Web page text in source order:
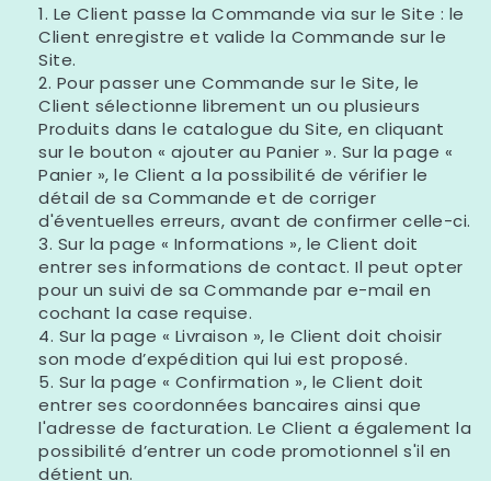
Le Client passe la Commande via sur le Site : le
Client enregistre et valide la Commande sur le
Site.
Pour passer une Commande sur le Site, le
Client sélectionne librement un ou plusieurs
Produits dans le catalogue du Site, en cliquant
sur le bouton « ajouter au Panier ». Sur la page «
Panier », le Client a la possibilité de vérifier le
détail de sa Commande et de corriger
d'éventuelles erreurs, avant de confirmer celle-ci.
Sur la page « Informations », le Client doit
entrer ses informations de contact. Il peut opter
pour un suivi de sa Commande par e-mail en
cochant la case requise.
Sur la page « Livraison », le Client doit choisir
son mode d’expédition qui lui est proposé.
Sur la page « Confirmation », le Client doit
entrer ses coordonnées bancaires ainsi que
l'adresse de facturation. Le Client a également la
possibilité d’entrer un code promotionnel s'il en
détient un.